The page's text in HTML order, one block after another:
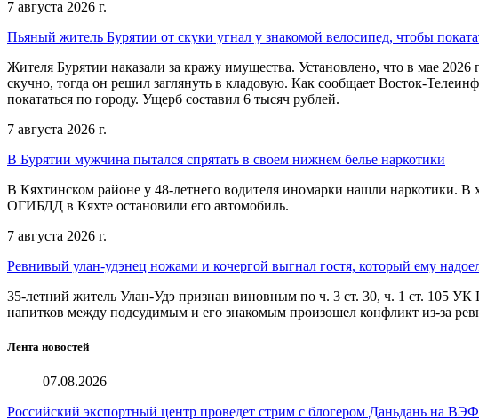
7 августа 2026 г.
Пьяный житель Бурятии от скуки угнал у знакомой велосипед, чтобы
Жителя Бурятии наказали за кражу имущества. Установлено, что в мае
скучно, тогда он решил заглянуть в кладовую. Как сообщает Восток-
покататься по городу. Ущерб составил 6 тысяч рублей.
7 августа 2026 г.
В Бурятии мужчина пытался спрятать в своем нижнем белье наркотики
В Кяхтинском районе у 48-летнего водителя иномарки нашли наркотики.
ОГИБДД в Кяхте остановили его автомобиль.
7 августа 2026 г.
Ревнивый улан-удэнец ножами и кочергой выгнал гостя, который ему
35-летний житель Улан-Удэ признан виновным по ч. 3 ст. 30, ч. 1 ст. 105
напитков между подсудимым и его знакомым произошел конфликт из-за
Лента новостей
07.08.2026
Российский экспортный центр проведет стрим с блогером Даньдань на ВЭФ